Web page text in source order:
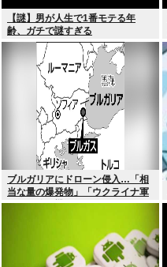
【謎】男が人生で1番モテる年
齢、ガチで謎すぎる
ブルガリアにドローン侵入…「相
当な量の爆発物」「ウクライナ軍
がよく使う機種」